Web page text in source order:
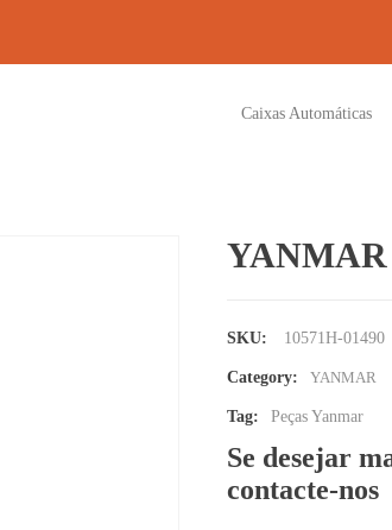
Caixas Automáticas
SKU: 10571H-01490
Category: YANMAR
Tag: Peças Yanmar
Se desejar
contacte-nos